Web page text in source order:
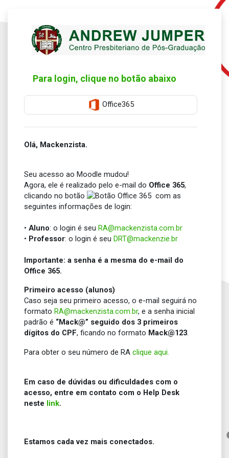
Office365
Olá, Mackenzista.
Seu acesso ao Moodle mudou!
Agora, ele é realizado pelo e-mail do Office 365,
clicando no botão
com as
seguintes informações de login:
• Aluno: o login é seu RA@mackenzista.com.br
• Professor: o login é seu DRT@mackenzie.br
Importante: a senha é a mesma do e-mail do
Office 365.
Primeiro acesso (alunos)
Caso seja seu primeiro acesso, o e-mail seguirá no
formato RA@mackenzista.com.br, e a senha inicial
padrão é “Mack@” seguido dos 3 primeiros
dígitos do CPF, ficando no formato Mack@123.
Para obter o seu número de RA clique aqui.
Em caso de dúvidas ou dificuldades com o
acesso, entre em contato com o Help Desk
neste link.
Estamos cada vez mais conectados.